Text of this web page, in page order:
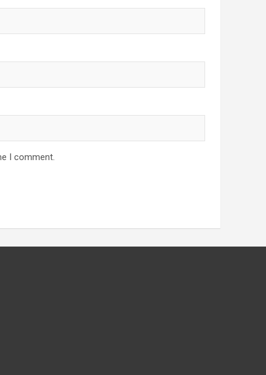
I comment.